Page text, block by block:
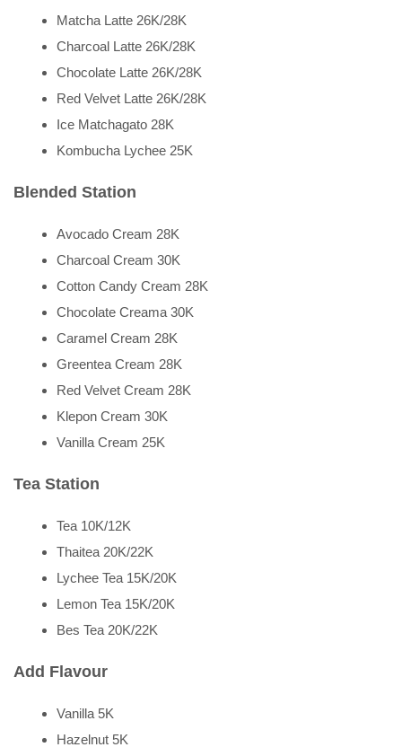
Matcha Latte 26K/28K
Charcoal Latte 26K/28K
Chocolate Latte 26K/28K
Red Velvet Latte 26K/28K
Ice Matchagato 28K
Kombucha Lychee 25K
Blended Station
Avocado Cream 28K
Charcoal Cream 30K
Cotton Candy Cream 28K
Chocolate Creama 30K
Caramel Cream 28K
Greentea Cream 28K
Red Velvet Cream 28K
Klepon Cream 30K
Vanilla Cream 25K
Tea Station
Tea 10K/12K
Thaitea 20K/22K
Lychee Tea 15K/20K
Lemon Tea 15K/20K
Bes Tea 20K/22K
Add Flavour
Vanilla 5K
Hazelnut 5K